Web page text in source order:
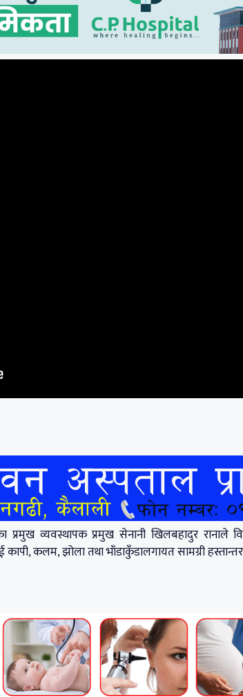
प्रमुख व्यवस्थापक प्रमुख सेनानी खिलबहादुर रानाले
कापी, कलम, झोला तथा भाँडाकुँडालगायत सामग्री